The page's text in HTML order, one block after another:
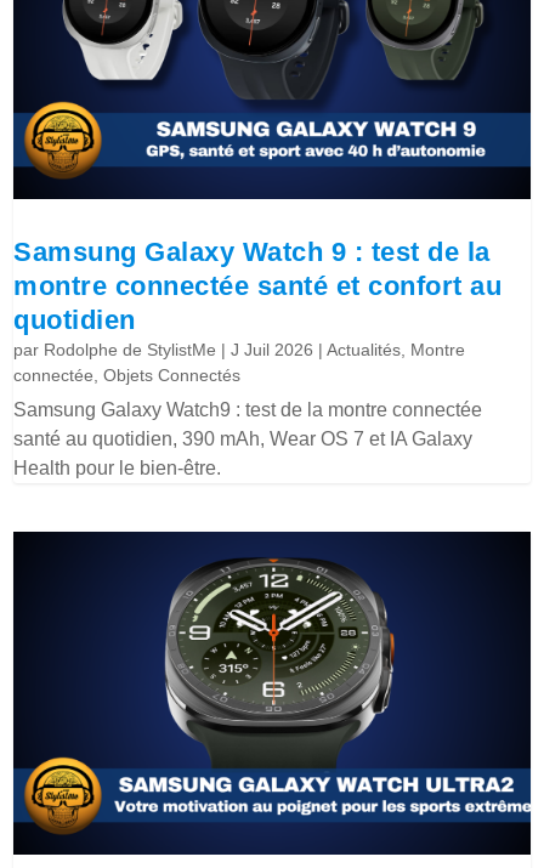
Samsung Galaxy Watch 9 : test de la
montre connectée santé et confort au
quotidien
par Rodolphe de StylistMe |J Juil 2026 |Actualités Montre
connectée ,Objets Connectés
Samsung Galaxy Watch9 : test de la montre connectée
santé au quotidien, 390 mAh, Wear OS 7 et IA Galaxy
Health pour le bien-être.